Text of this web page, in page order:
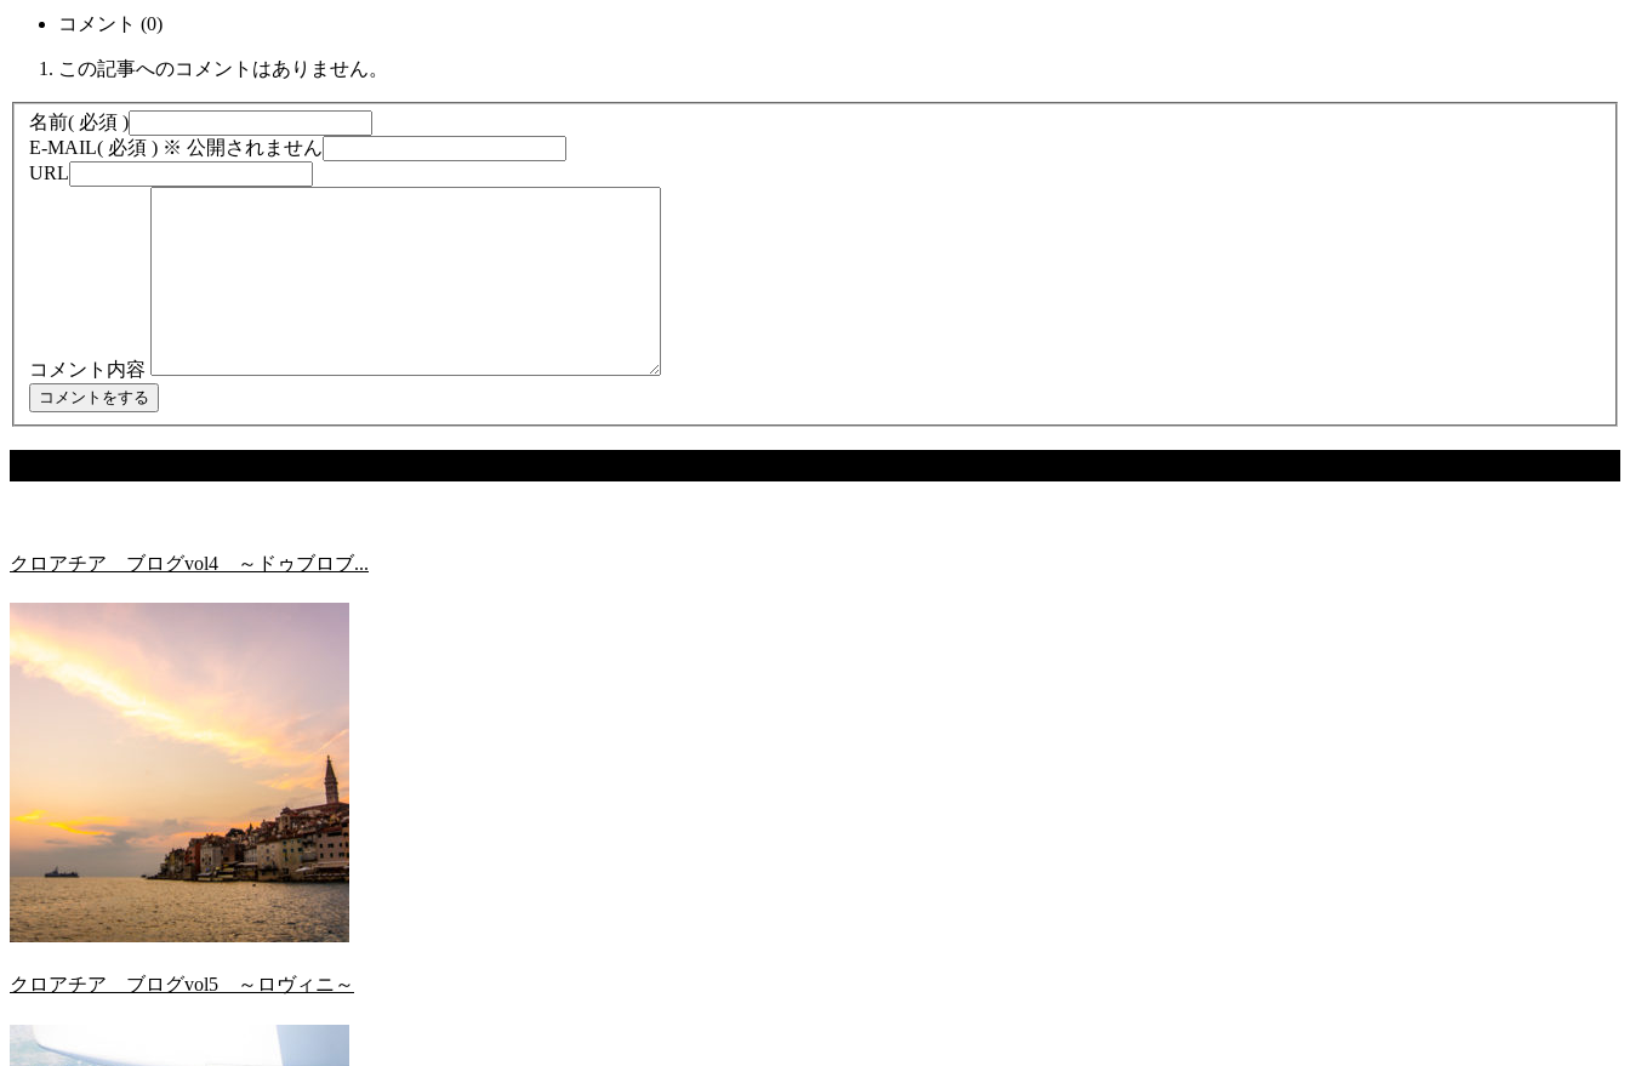
コメント (0)
この記事へのコメントはありません。
名前( 必須 )
E-MAIL( 必須 ) ※ 公開されません
URL
コメント内容
クロアチア ブログvol4 ～ドゥブロブ...
クロアチア ブログvol5 ～ロヴィニ～